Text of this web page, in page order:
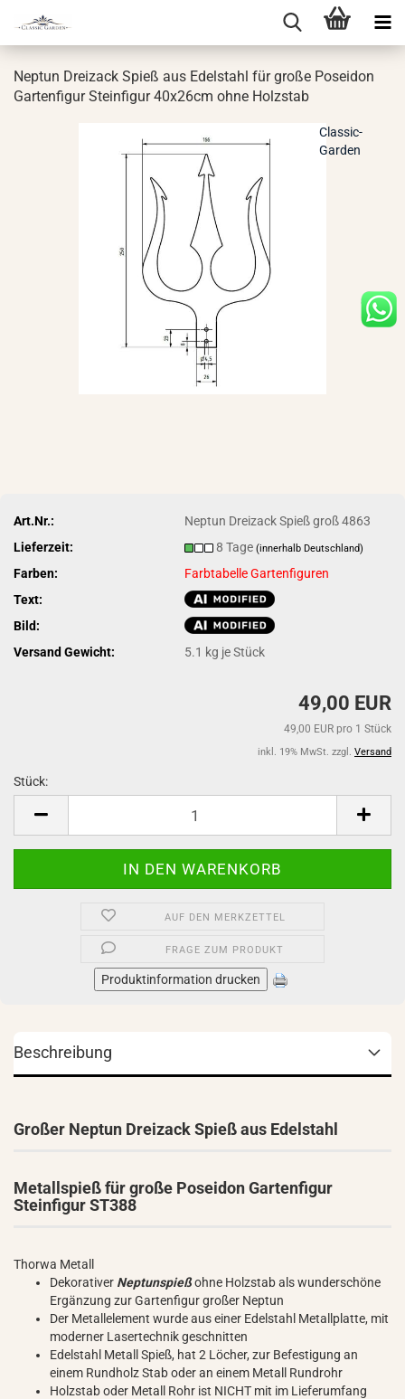
Nep­tun Drei­zack Spieß aus Edel­stahl für große Po­sei­don
Gar­ten­fi­gur Stein­fi­gur 40x26cm ohne Holz­stab
Classic-
Garden
Art.Nr.:
Neptun Dreizack Spieß groß 4863
Lieferzeit:
8 Tage(innerhalb Deutschland)
Farben:
Farbtabelle Gartenfiguren
Text:
Bild:
Versand Gewicht:
5.1 kg je Stück
49,00 EUR
49,00 EUR pro 1 Stück
inkl. 19% MwSt. zzgl. Versand
Stück:
AUF DEN MERKZETTEL
FRAGE ZUM PRODUKT
Produktinformation drucken
Beschreibung
Großer Neptun Dreizack Spieß aus Edelstahl
Metallspieß für große Poseidon Gartenfigur
Steinfigur ST388
Thorwa Metall
Dekorativer Neptunspießohne Holzstab als wunderschöne
Ergänzung zur Gartenfigur großer Neptun
Der Metallelement wurde aus einer Edelstahl Metallplatte, mit
moderner Lasertechnik geschnitten
Edelstahl Metall Spieß, hat 2 Löcher, zur Befestigung an
einem Rundholz Stab oder an einem Metall Rundrohr
Holzstab oder Metall Rohr ist NICHT mit im Lieferumfang